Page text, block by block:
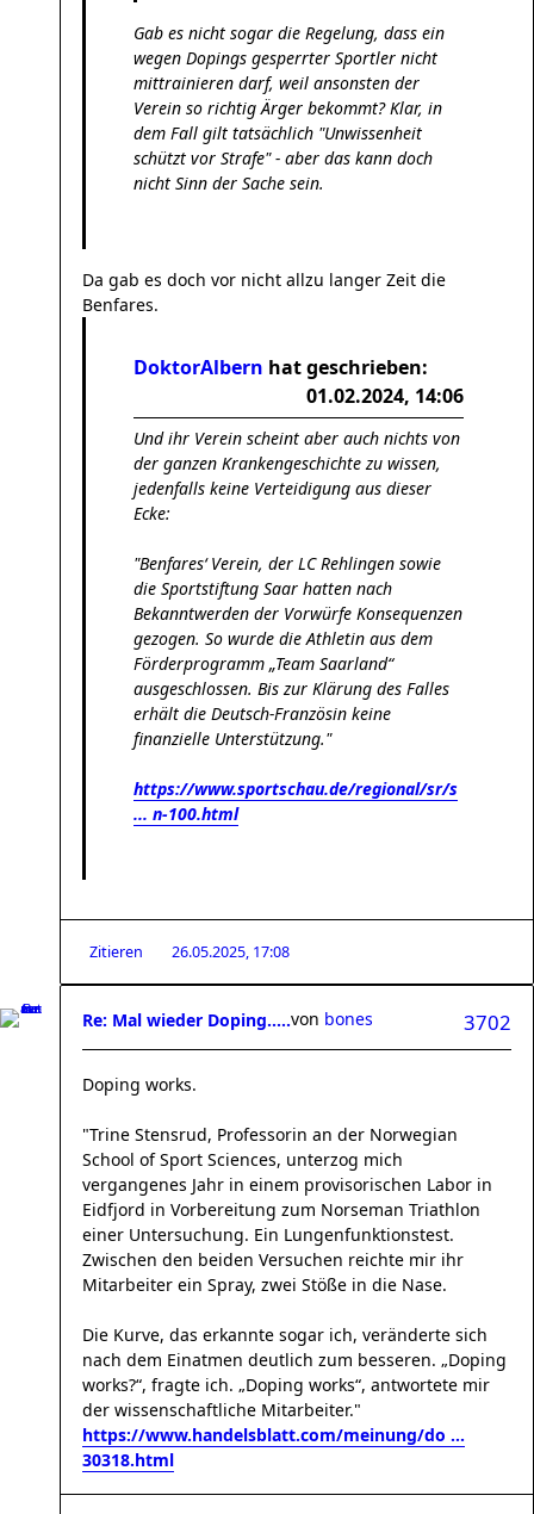
Gab es nicht sogar die Regelung, dass ein
wegen Dopings gesperrter Sportler nicht
mittrainieren darf, weil ansonsten der
Verein so richtig Ärger bekommt? Klar, in
dem Fall gilt tatsächlich "Unwissenheit
schützt vor Strafe" - aber das kann doch
nicht Sinn der Sache sein.
Da gab es doch vor nicht allzu langer Zeit die
Benfares.
DoktorAlbern hat geschrieben:
01.02.2024, 14:06
Und ihr Verein scheint aber auch nichts von
der ganzen Krankengeschichte zu wissen,
jedenfalls keine Verteidigung aus dieser
Ecke:
"Benfares‘ Verein, der LC Rehlingen sowie
die Sportstiftung Saar hatten nach
Bekanntwerden der Vorwürfe Konsequenzen
gezogen. So wurde die Athletin aus dem
Förderprogramm „Team Saarland“
ausgeschlossen. Bis zur Klärung des Falles
erhält die Deutsch-Französin keine
finanzielle Unterstützung."
https://www.sportschau.de/regional/sr/s
... n-100.html
Zitieren 26.05.2025, 17:08
Re: Mal wieder Doping..... 3702
von bones
Doping works.
"Trine Stensrud, Professorin an der Norwegian
School of Sport Sciences, unterzog mich
vergangenes Jahr in einem provisorischen Labor in
Eidfjord in Vorbereitung zum Norseman Triathlon
einer Untersuchung. Ein Lungenfunktionstest.
Zwischen den beiden Versuchen reichte mir ihr
Mitarbeiter ein Spray, zwei Stöße in die Nase.
Die Kurve, das erkannte sogar ich, veränderte sich
nach dem Einatmen deutlich zum besseren. „Doping
works?“, fragte ich. „Doping works“, antwortete mir
der wissenschaftliche Mitarbeiter."
https://www.handelsblatt.com/meinung/do ...
30318.html